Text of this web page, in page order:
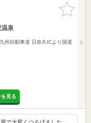
お気に入
りに追加
温泉
州自動車道 日奈久ICより国道
見る